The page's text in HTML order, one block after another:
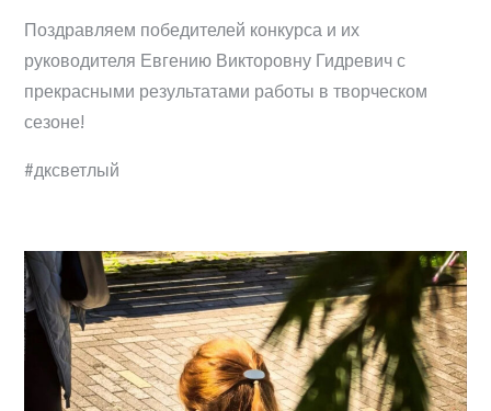
Поздравляем победителей конкурса и их
руководителя Евгению Викторовну Гидревич с
прекрасными результатами работы в творческом
сезоне!
#дксветлый